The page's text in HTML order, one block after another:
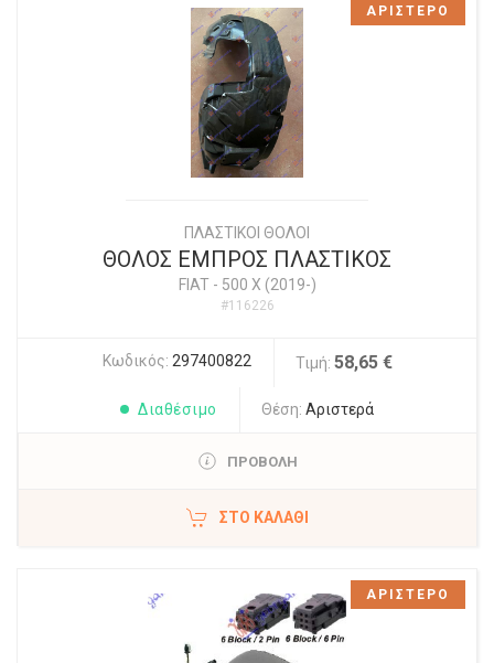
ΠΛΑΣΤΙΚΟΙ ΘΟΛΟΙ
ΘΟΛΟΣ ΕΜΠΡΟΣ ΠΛΑΣΤΙΚΟΣ
FIAT- 500 X (2019-)
#116226
Κωδικός: 297400822 Τιμή: 58,65 €
Διαθέσιμο Θέση: Αριστερά
ΠΡΟΒΟΛΗ
ΣΤΟ ΚΑΛΆΘΙ
ΑΡΙΣΤΕΡΟ
ΑΡΙΣΤΕΡΟ